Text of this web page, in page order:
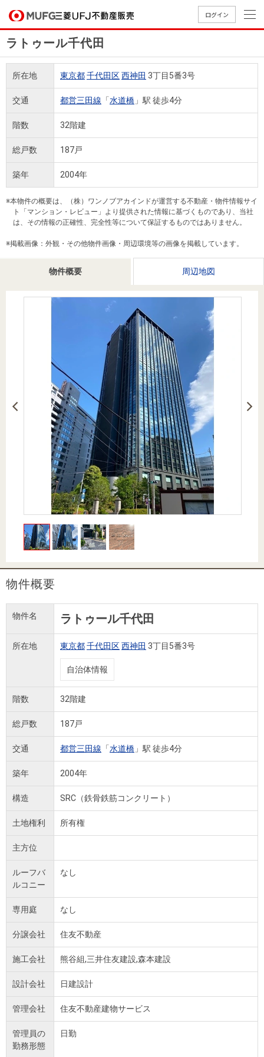
ログイン
買いたいTOP
中古
マン
ショ
ンを
新
築・
中古
一戸
建て
を探
を
探
す
用物
件を
探す
購入向け
サービス
住宅ロー
ンシミュ
レーショ
ン
住まい1プ
ラス（お
役立ちコ
ラム）
住まいと
暮らしの
（電子ブ
ック）
購入ガイ
ド
売りたいTOP
無
料
査
定
売
却
相
談
AI
売却向け
サービス
周辺相場
検索
住まい1プ
ラス（お
役立ちコ
ラム）
住まいと
暮らしの
税金の本
（電子ブ
ック）
売却ガイ
ド
店舗案内TOP
店舗のご
案内（首
都圏）
店舗のご
案内（名
古屋）
店舗のご
案内（関
西）
会社情報TOP
ごあいさ
つ
会社概
要
MUFG
Way
ョン
組織図
覧
図
ニュース
リリース
採用情報TOP
新卒採用
情報
キャリア
採用情報
買いたい
売りたい
店舗案内
会社情報
採用情報
法人のお客さま
会員ページ
ラトゥール千代田
物件概要 周辺地図
所在地 東京都千代田区西神田 3丁目5番3号
交通 都営三田線 「水道橋 」駅 徒歩4分
階数 32階建
総戸数 187戸
築年 2004年
※本物件の概要は、（株）ワンノブアカインドが運営する不動産・物件情報サイ
ト「マンション・レビュー」より提供された情報に基づくものであり、当社
は、その情報の正確性、完全性等について保証するものではありません。
※掲載画像：外観・その他物件画像・周辺環境等の画像を掲載しています。
物件概要
物件名 ラトゥール千代田
所在地 東京都千代田区西神田 3丁目5番3号
自治体情報
階数 32階建
総戸数 187戸
交通 都営三田線 「水道橋 」駅 徒歩4分
築年 2004年
構造 SRC（鉄骨鉄筋コンクリート）
土地権利 所有権
主方位
ルーフバ
ルコニー
なし
専用庭 なし
分譲会社 住友不動産
施工会社 熊谷組,三井住友建設,森本建設
設計会社 日建設計
管理会社 住友不動産建物サービス
管理員の
勤務形態
日勤